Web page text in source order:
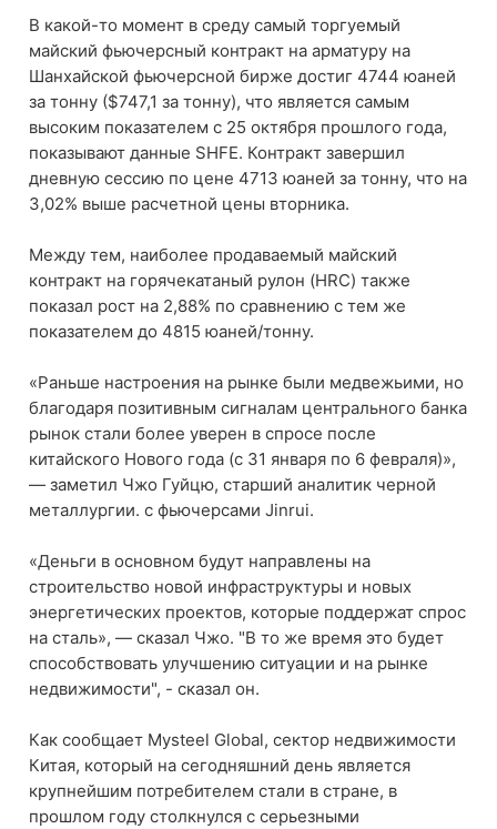
В какой-то момент в среду самый торгуемый
майский фьючерсный контракт на арматуру на
Шанхайской фьючерсной бирже достиг 4744 юаней
за тонну ($747,1 за тонну), что является самым
высоким показателем с 25 октября прошлого года,
показывают данные SHFE. Контракт завершил
дневную сессию по цене 4713 юаней за тонну, что на
3,02% выше расчетной цены вторника.
Между тем, наиболее продаваемый майский
контракт на горячекатаный рулон (HRC) также
показал рост на 2,88% по сравнению с тем же
показателем до 4815 юаней/тонну.
«Раньше настроения на рынке были медвежьими, но
благодаря позитивным сигналам центрального банка
рынок стали более уверен в спросе после
китайского Нового года (с 31 января по 6 февраля)»,
— заметил Чжо Гуйцю, старший аналитик черной
металлургии. с фьючерсами Jinrui.
«Деньги в основном будут направлены на
строительство новой инфраструктуры и новых
энергетических проектов, которые поддержат спрос
на сталь», — сказал Чжо. "В то же время это будет
способствовать улучшению ситуации и на рынке
недвижимости", - сказал он.
Как сообщает Mysteel Global, сектор недвижимости
Китая, который на сегодняшний день является
крупнейшим потребителем стали в стране, в
прошлом году столкнулся с серьезными